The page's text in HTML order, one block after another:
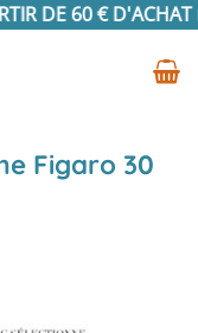
DE 60 € D'ACHAT
Figaro 30